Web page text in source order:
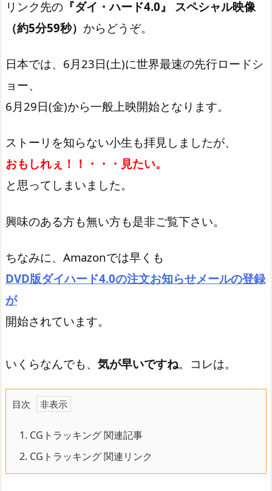
リンク先の 『ダイ・ハード4.0』 スペシャル映像
（約5分59秒） からどうぞ。
日本では、6月23日(土)に世界最速の先行ロードシ
ョー、
6月29日(金)から一般上映開始となります。
ストーリを知らない小生も拝見しましたが、
おもしれぇ！！・・・見たい。
と思ってしまいました。
興味のある方も無い方も是非ご覧下さい。
ちなみに、Amazonでは早くも
DVD版ダイハード4.0の注文お知らせメールの登録
が
開始されています。
いくらなんでも、 気が早いですね。コレは。
目次
1. CGトラッキング 関連記事
2. CGトラッキング 関連リンク